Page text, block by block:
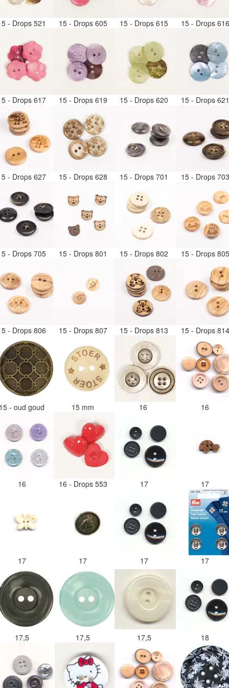
- Drops 521 15 - Drops 605 15 - Drops 615 15 - Drops
- Drops 617 15 - Drops 619 15 - Drops 620 15 - Drops
- Drops 627 15 - Drops 628 15 - Drops 701 15 - Drops
- Drops 705 15 - Drops 801 15 - Drops 802 15 - Drops
- Drops 806 15 - Drops 807 15 - Drops 813 15 - Drops
- oud goud 15 mm 16 16
16 16 - Drops 553 17 17
17 17 17 17
17,5 17,5 17,5 18